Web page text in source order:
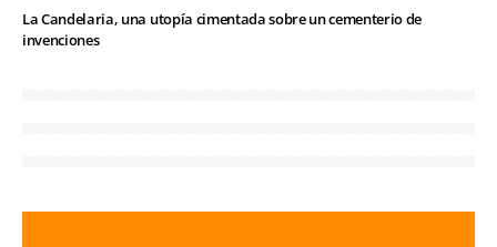
La Candelaria, una utopía cimentada sobre un cementerio de
invenciones